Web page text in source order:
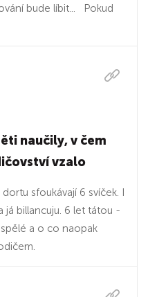
bude líbit... Pokud
naučily, v čem
vzalo
sfoukávají 6 svíček. I
billancuju. 6 let tátou -
a o co naopak